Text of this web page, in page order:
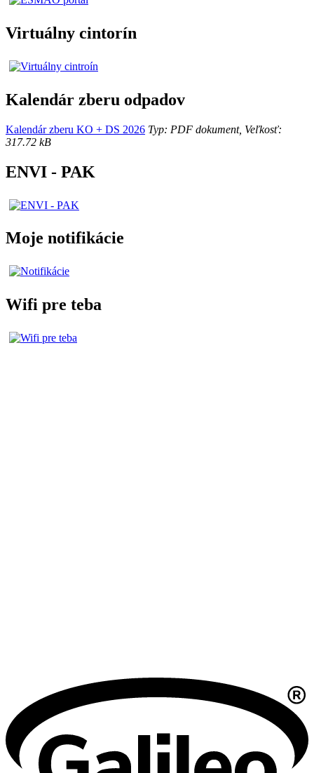
Virtuálny cintorín
Kalendár zberu odpadov
Kalendár zberu KO + DS 2026 Typ: PDF dokument, Veľkosť:
317.72 kB
ENVI - PAK
Moje notifikácie
Wifi pre teba